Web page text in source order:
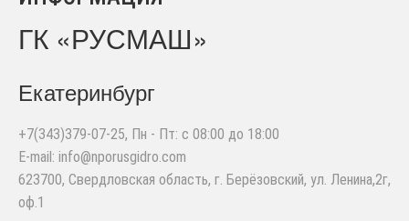
ГК «РУСМАШ»
Екатеринбург
+7(343)379-07-25, Пн - Пт: с 08:00 до 18:00
E-mail: info@nporusgidro.com
623700, Свердловская область, г. Берёзовский, ул. Ленина,2г,
оф.1